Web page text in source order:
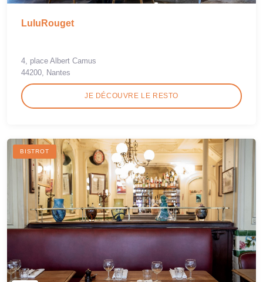
LuluRouget
4, place Albert Camus
44200, Nantes
JE DÉCOUVRE LE RESTO
BISTROT